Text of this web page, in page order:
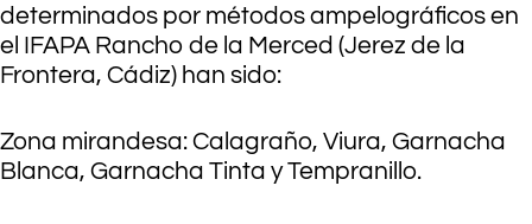
determinados por métodos ampelográficos en
el IFAPA Rancho de la Merced (Jerez de la
Frontera, Cádiz) han sido:
Zona mirandesa: Calagraño, Viura, Garnacha
Blanca, Garnacha Tinta y Tempranillo.